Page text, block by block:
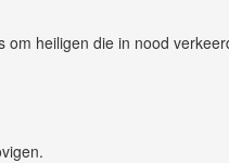
om heiligen die in nood